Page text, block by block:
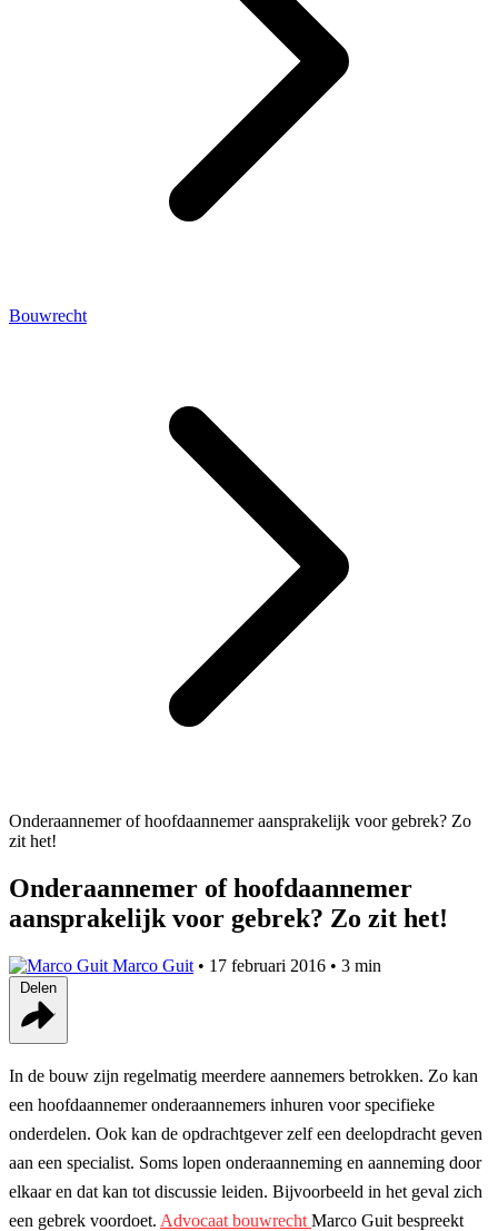
Bouwrecht
Onderaannemer of hoofdaannemer aansprakelijk voor gebrek? Zo
zit het!
Onderaannemer of hoofdaannemer
aansprakelijk voor gebrek? Zo zit het!
Marco Guit • 17 februari 2016 • 3 min
In de bouw zijn regelmatig meerdere aannemers betrokken. Zo kan
een hoofdaannemer onderaannemers inhuren voor specifieke
onderdelen. Ook kan de opdrachtgever zelf een deelopdracht geven
aan een specialist. Soms lopen onderaanneming en aanneming door
elkaar en dat kan tot discussie leiden. Bijvoorbeeld in het geval zich
een gebrek voordoet. Advocaat bouwrecht Marco Guit bespreekt